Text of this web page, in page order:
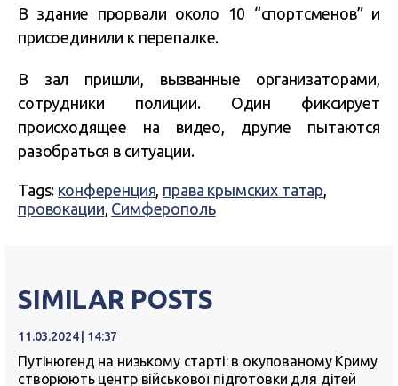
В здание прорвали около 10 “спортсменов” и
присоединили к перепалке.
В зал пришли, вызванные организаторами,
сотрудники полиции. Один фиксирует
происходящее на видео, другие пытаются
разобраться в ситуации.
Tags: конференция права крымских татар
провокации Симферополь
SIMILAR POSTS
11.03.2024 | 14:37
Путінюгенд на низькому старті: в окупованому Криму
створюють центр військової підготовки для дітей